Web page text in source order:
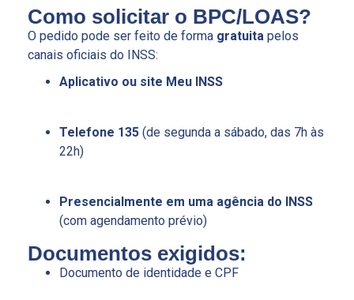
Como solicitar o BPC/LOAS?
O pedido pode ser feito de forma gratuita pelos
canais oficiais do INSS:
Aplicativo ou site Meu INSS
Telefone 135 (de segunda a sábado, das 7h às
22h)
Presencialmente em uma agência do INSS
(com agendamento prévio)
Documentos exigidos:
Documento de identidade e CPF